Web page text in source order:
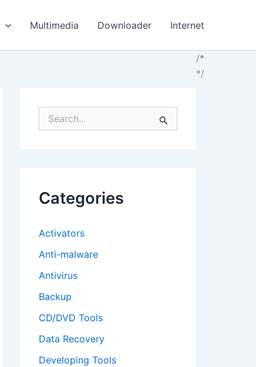
Multimedia Downloader Internet
o
r
Categories
Activators
Anti-malware
Antivirus
Backup
CD/DVD Tools
Data Recovery
Developing Tools
/*
*/